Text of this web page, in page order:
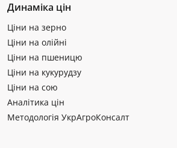
Динаміка цін
Ціни на зерно
Ціни на олійні
Ціни на пшеницю
Ціни на кукурудзу
Ціни на сою
Аналітика цін
Методологія УкрАгроКонсалт